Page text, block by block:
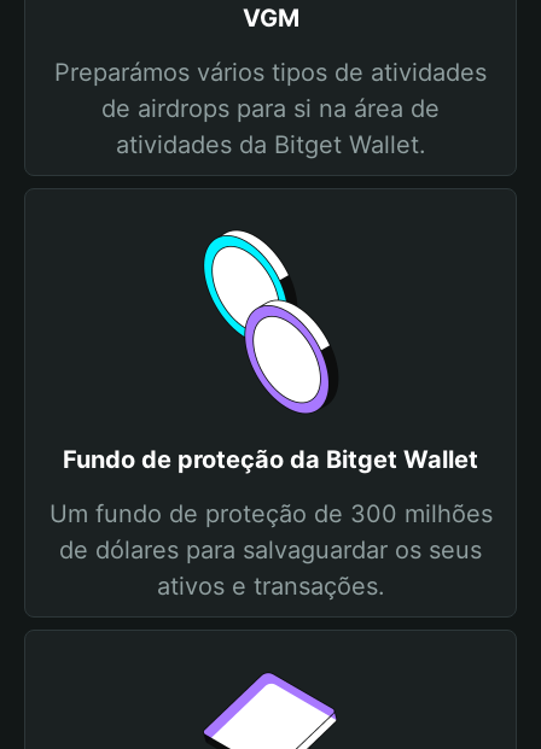
VGM
Preparámos vários tipos de atividades
de airdrops para si na área de
atividades da Bitget Wallet.
Fundo de proteção da Bitget Wallet
Um fundo de proteção de 300 milhões
de dólares para salvaguardar os seus
ativos e transações.